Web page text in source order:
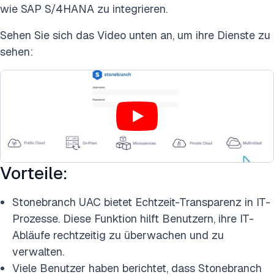
wie SAP S/4HANA zu integrieren.
Sehen Sie sich das Video unten an, um ihre Dienste zu
sehen:
Vorteile:
Stonebranch UAC bietet Echtzeit-Transparenz in IT-
Prozesse. Diese Funktion hilft Benutzern, ihre IT-
Abläufe rechtzeitig zu überwachen und zu
verwalten.
Viele Benutzer haben berichtet, dass Stonebranch